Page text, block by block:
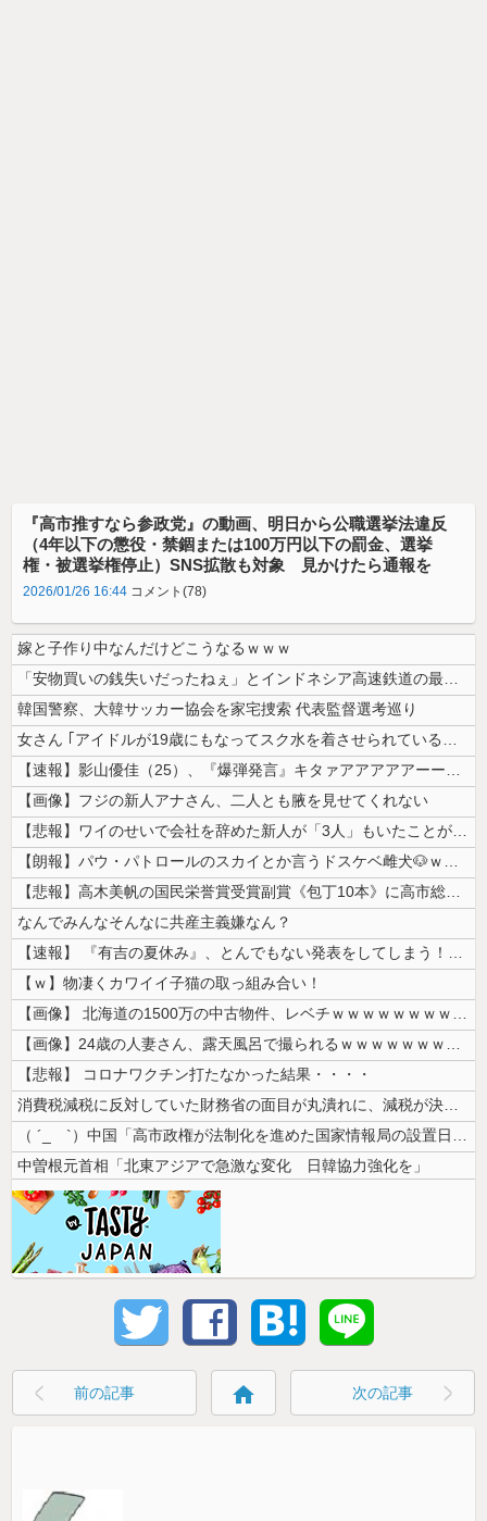
『高市推すなら参政党』の動画、明日から公職選挙法違反
（4年以下の懲役・禁錮または100万円以下の罰金、選挙
権・被選挙権停止）SNS拡散も対象 見かけたら通報を
2026/01/26 16:44 コメント(78)
嫁と子作り中なんだけどこうなるｗｗｗ
「安物買いの銭失いだったねぇ」とインドネシア高速鉄道の最終処分に日本側...
韓国警察、大韓サッカー協会を家宅捜索 代表監督選考巡り
女さん ｢アイドルが19歳にもなってスク水を着させられている！｣⇒結果...
【速報】影山優佳（25）、『爆弾発言』キタァアアアアアーーーーー！！
【画像】フジの新人アナさん、二人とも腋を見せてくれない
【悲報】ワイのせいで会社を辞めた新人が「3人」もいたことが発覚ｗｗｗｗ...
【朗報】パウ・パトロールのスカイとか言うドスケベ雌犬🐶ｗｗｗｗｗｗｗ...
【悲報】高木美帆の国民栄誉賞受賞副賞《包丁10本》に高市総理の名前も刻...
なんでみんなそんなに共産主義嫌なん？
【速報】 『有吉の夏休み』、とんでもない発表をしてしまう！！！！！
【ｗ】物凄くカワイイ子猫の取っ組み合い！
【画像】 北海道の1500万の中古物件、レベチｗｗｗｗｗｗｗｗｗｗｗｗ...
【画像】24歳の人妻さん、露天風呂で撮られるｗｗｗｗｗｗｗｗｗｗｗｗ...
【悲報】 コロナワクチン打たなかった結果・・・・
消費税減税に反対していた財務省の面目が丸潰れに、減税が決まった途端に市...
（ ´_ゝ`）中国「高市政権が法制化を進めた国家情報局の設置日が7月3...
中曽根元首相「北東アジアで急激な変化 日韓協力強化を」
前の記事 home 次の記事